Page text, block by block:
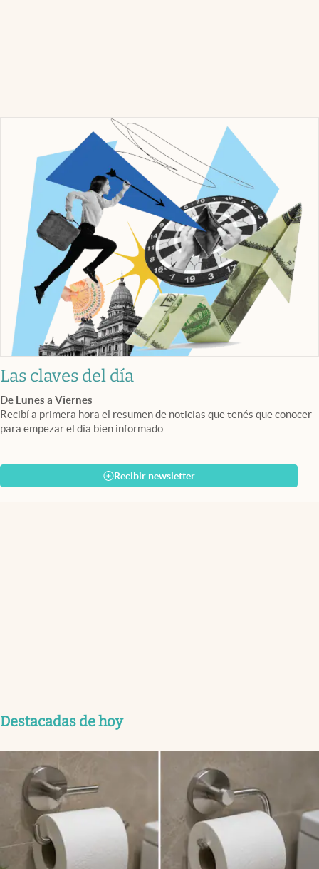
Las claves del día
De Lunes a Viernes
Recibí a primera hora el resumen de noticias que tenés que conocer
para empezar el día bien informado.
Recibir newsletter
Destacadas de hoy